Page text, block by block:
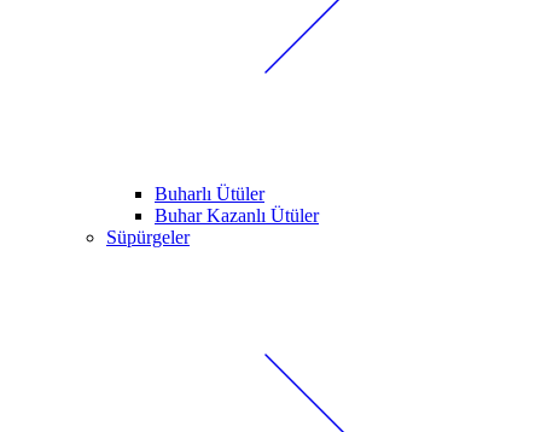
Buharlı Ütüler
Buhar Kazanlı Ütüler
Süpürgeler